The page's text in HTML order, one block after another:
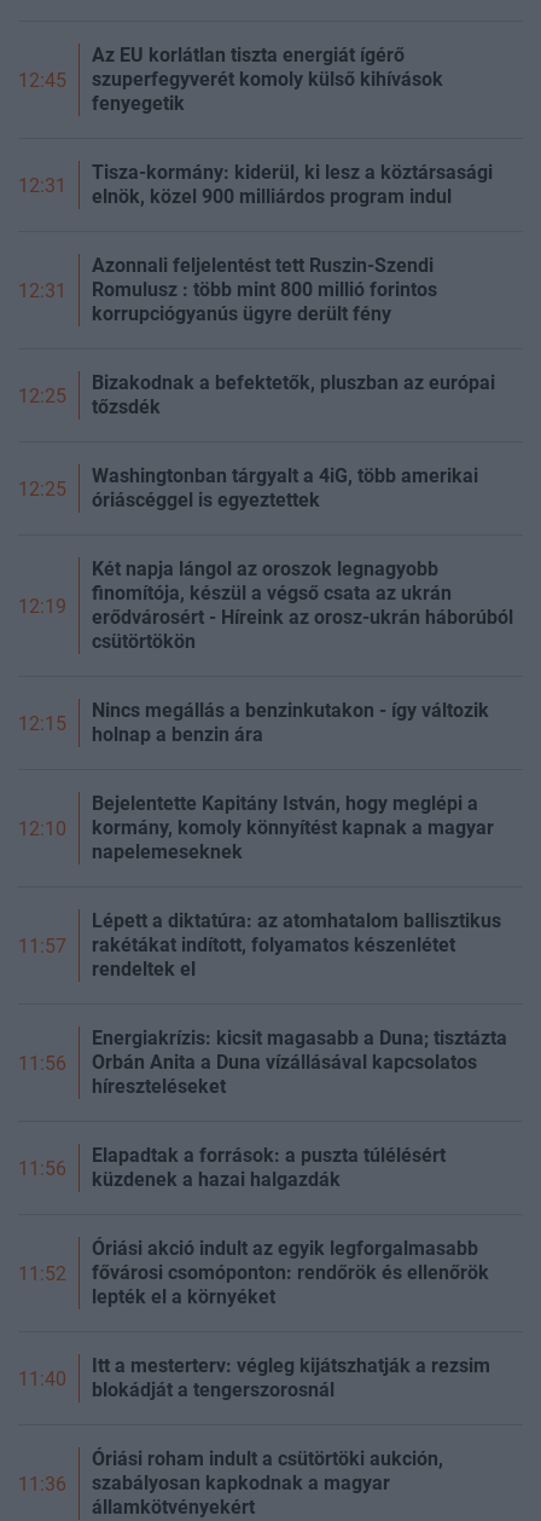
12:45
Az EU korlátlan tiszta energiát ígérő
szuperfegyverét komoly külső kihívások
fenyegetik
12:31
Tisza-kormány: kiderül, ki lesz a köztársasági
elnök, közel 900 milliárdos program indul
12:31
Azonnali feljelentést tett Ruszin-Szendi
Romulusz : több mint 800 millió forintos
korrupciógyanús ügyre derült fény
12:25
Bizakodnak a befektetők, pluszban az európai
tőzsdék
12:25
Washingtonban tárgyalt a 4iG, több amerikai
óriáscéggel is egyeztettek
12:19
Két napja lángol az oroszok legnagyobb
finomítója, készül a végső csata az ukrán
erődvárosért - Híreink az orosz-ukrán háborúból
csütörtökön
12:15
Nincs megállás a benzinkutakon - így változik
holnap a benzin ára
12:10
Bejelentette Kapitány István, hogy meglépi a
kormány, komoly könnyítést kapnak a magyar
napelemeseknek
11:57
Lépett a diktatúra: az atomhatalom ballisztikus
rakétákat indított, folyamatos készenlétet
rendeltek el
11:56
Energiakrízis: kicsit magasabb a Duna; tisztázta
Orbán Anita a Duna vízállásával kapcsolatos
híreszteléseket
11:56
Elapadtak a források: a puszta túlélésért
küzdenek a hazai halgazdák
11:52
Óriási akció indult az egyik legforgalmasabb
fővárosi csomóponton: rendőrök és ellenőrök
lepték el a környéket
11:40
Itt a mesterterv: végleg kijátszhatják a rezsim
blokádját a tengerszorosnál
11:36
Óriási roham indult a csütörtöki aukción,
szabályosan kapkodnak a magyar
államkötvényekért